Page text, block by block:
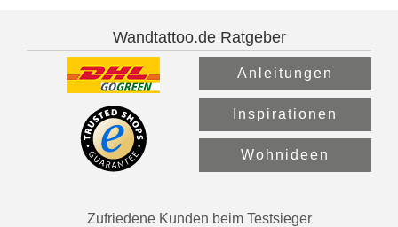
Wandtattoo.de Ratgeber
Anleitungen
Inspirationen
Wohnideen
Zufriedene Kunden beim Testsieger